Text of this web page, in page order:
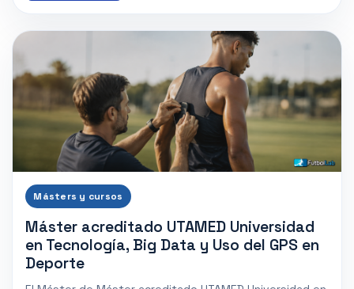
Másters y cursos
Máster acreditado UTAMED Universidad
en Tecnología, Big Data y Uso del GPS en
Deporte